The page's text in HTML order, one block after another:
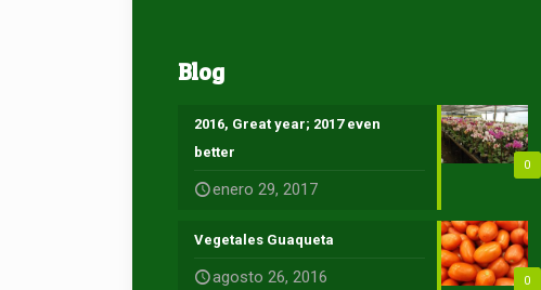
Blog
0
2016, Great year; 2017 even
better
enero 29, 2017
0
Vegetales Guaqueta
agosto 26, 2016